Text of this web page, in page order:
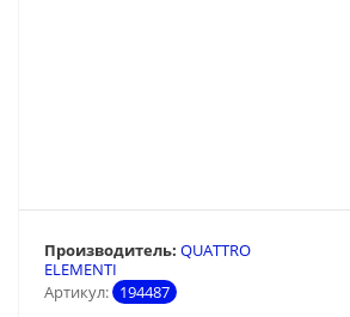
Артикул: 194487
Производитель: QUATTRO
ELEMENTI